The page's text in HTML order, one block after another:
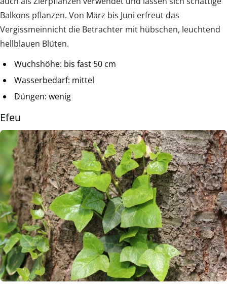
Balkons pflanzen. Von März bis Juni erfreut das
Vergissmeinnicht die Betrachter mit hübschen, leuchtend
hellblauen Blüten.
Wuchshöhe: bis fast 50 cm
Wasserbedarf: mittel
Düngen: wenig
Efeu